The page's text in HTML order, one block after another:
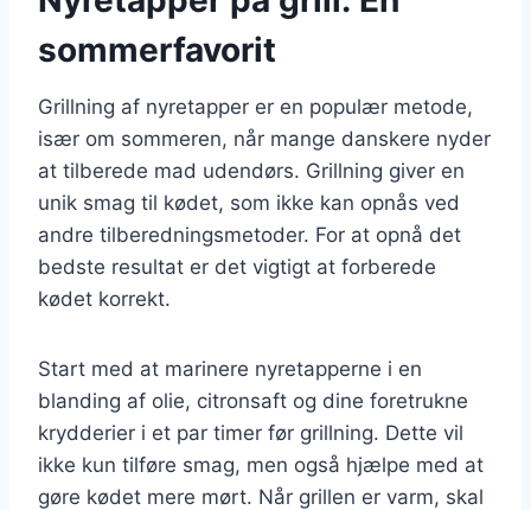
sommerfavorit
Grillning af nyretapper er en populær metode,
især om sommeren, når mange danskere nyder
at tilberede mad udendørs. Grillning giver en
unik smag til kødet, som ikke kan opnås ved
andre tilberedningsmetoder. For at opnå det
bedste resultat er det vigtigt at forberede
kødet korrekt.
Start med at marinere nyretapperne i en
blanding af olie, citronsaft og dine foretrukne
krydderier i et par timer før grillning. Dette vil
ikke kun tilføre smag, men også hjælpe med at
gøre kødet mere mørt. Når grillen er varm, skal